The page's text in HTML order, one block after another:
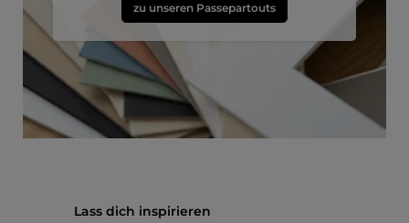
zu unseren Passepartouts
Produktgalerie überspringen
Lass dich inspirieren